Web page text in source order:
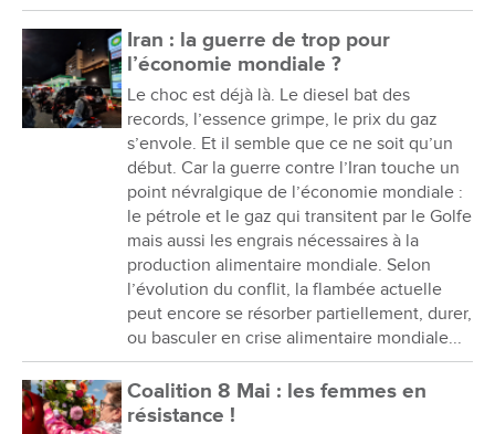
Iran : la guerre de trop pour
l’économie mondiale ?
Le choc est déjà là. Le diesel bat des
records, l’essence grimpe, le prix du gaz
s’envole. Et il semble que ce ne soit qu’un
début. Car la guerre contre l’Iran touche un
point névralgique de l’économie mondiale :
le pétrole et le gaz qui transitent par le Golfe
mais aussi les engrais nécessaires à la
production alimentaire mondiale. Selon
l’évolution du conflit, la flambée actuelle
peut encore se résorber partiellement, durer,
ou basculer en crise alimentaire mondiale...
Coalition 8 Mai : les femmes en
résistance !